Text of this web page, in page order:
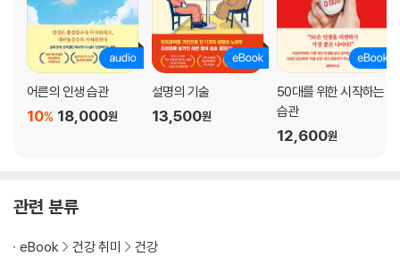
Q7 음악을 들으면서 달려도 될까요?
Q8 좀 더 빨리 달리고 싶어지면…
Q9 비 오는 날은 어떻게 운동하면 좋을까요?
Q10 술과 담배는 끊는 것이 좋을까요?
쉬어 가기 _ 아이들에게도 ‘힘들지 않은’ 슬로 조깅을!
어른의 인생 습관
18,000원
10%
설명의 기술
13,500원
50대를 위한 시작하는
습관
12,600원
관련 분류
eBook 건강 취미 건강